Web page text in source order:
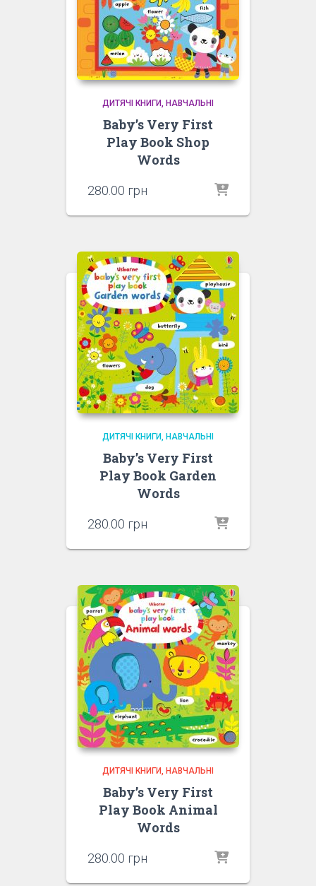
ДИТЯЧІ КНИГИ НАВЧАЛЬНІ
Baby’s Very First
Play Book Shop
Words
280.00 грн
ДИТЯЧІ КНИГИ НАВЧАЛЬНІ
Baby’s Very First
Play Book Garden
Words
280.00 грн
ДИТЯЧІ КНИГИ НАВЧАЛЬНІ
Baby’s Very First
Play Book Animal
Words
280.00 грн